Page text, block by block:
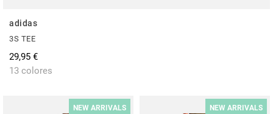
adidas
3S TEE
29,95 €
13 colores
NEW ARRIVALS NEW ARRIVALS